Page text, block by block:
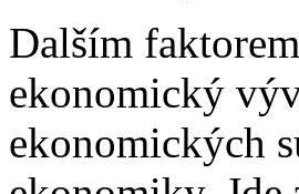
Dalším
ekonomický
ekonomických